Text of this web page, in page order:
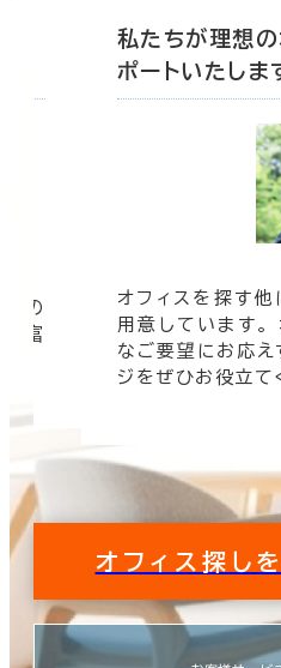
の
豊富
私たちが理想
ポートいたしま
オフィスを探す
用意しています
なご要望にお応え
ジをぜひお役立て
オフィス探し